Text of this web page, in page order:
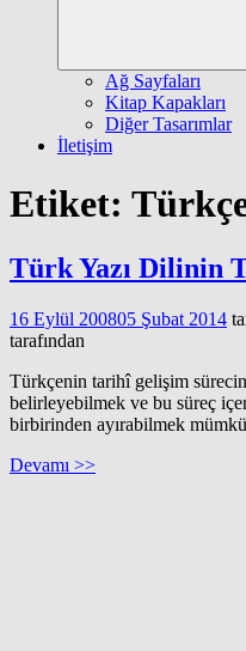
Ağ Sayfaları
Kitap Kapakları
Diğer Tasarımlar
İletişim
Etiket:
Türk Yazı Dilinin
16 Eylül 200805 Şubat 2014
tarafından
Türkçenin tarihî gelişim
belirleyebilmek ve bu süreç
birbirinden ayırabilmek
Devamı >>